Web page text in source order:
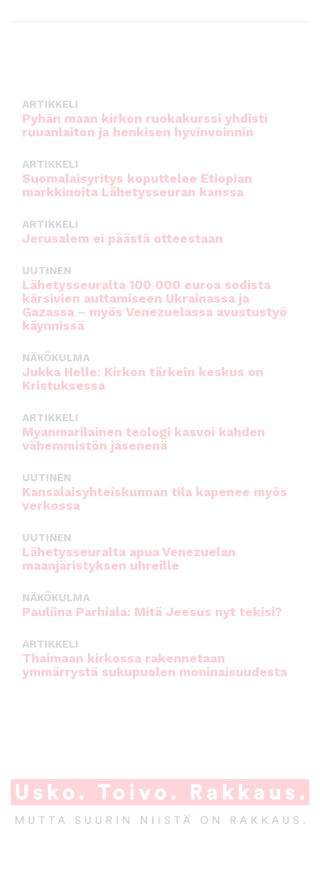
ARTIKKELI
Pyhän maan kirkon ruokakurssi yhdisti
ruuanlaiton ja henkisen hyvinvoinnin
ARTIKKELI
Suomalaisyritys koputtelee Etiopian
markkinoita Lähetysseuran kanssa
ARTIKKELI
Jerusalem ei päästä otteestaan
UUTINEN
Lähetysseuralta 100 000 euroa sodista
kärsivien auttamiseen Ukrainassa ja
Gazassa – myös Venezuelassa avustustyö
käynnissä
NÄKÖKULMA
Jukka Helle: Kirkon tärkein keskus on
Kristuksessa
ARTIKKELI
Myanmarilainen teologi kasvoi kahden
vähemmistön jäsenenä
UUTINEN
Kansalaisyhteiskunnan tila kapenee myös
verkossa
UUTINEN
Lähetysseuralta apua Venezuelan
maanjäristyksen uhreille
NÄKÖKULMA
Pauliina Parhiala: Mitä Jeesus nyt tekisi?
ARTIKKELI
Thaimaan kirkossa rakennetaan
ymmärrystä sukupuolen moninaisuudesta